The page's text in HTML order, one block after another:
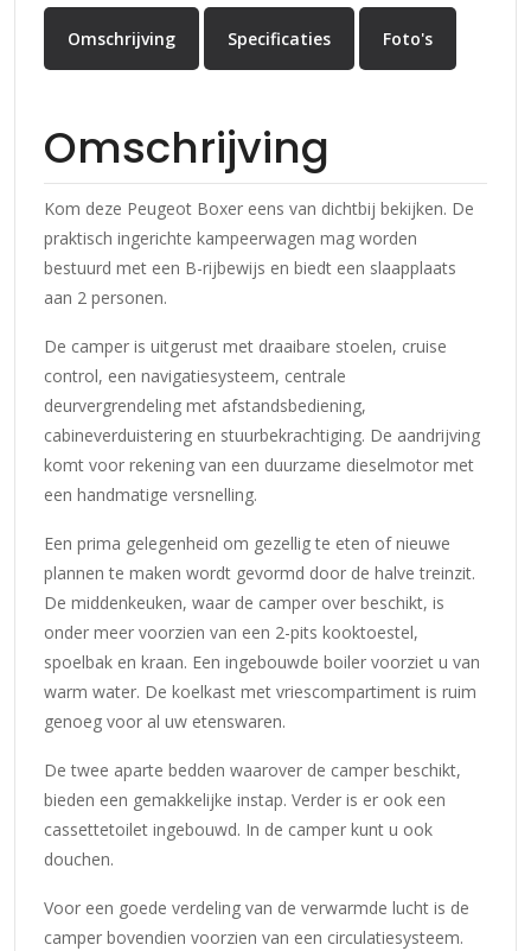
Omschrijving Specificaties Foto's
Omschrijving
Kom deze Peugeot Boxer eens van dichtbij bekijken. De
praktisch ingerichte kampeerwagen mag worden
bestuurd met een B-rijbewijs en biedt een slaapplaats
aan 2 personen.
De camper is uitgerust met draaibare stoelen, cruise
control, een navigatiesysteem, centrale
deurvergrendeling met afstandsbediening,
cabineverduistering en stuurbekrachtiging. De aandrijving
komt voor rekening van een duurzame dieselmotor met
een handmatige versnelling.
Een prima gelegenheid om gezellig te eten of nieuwe
plannen te maken wordt gevormd door de halve treinzit.
De middenkeuken, waar de camper over beschikt, is
onder meer voorzien van een 2-pits kooktoestel,
spoelbak en kraan. Een ingebouwde boiler voorziet u van
warm water. De koelkast met vriescompartiment is ruim
genoeg voor al uw etenswaren.
De twee aparte bedden waarover de camper beschikt,
bieden een gemakkelijke instap. Verder is er ook een
cassettetoilet ingebouwd. In de camper kunt u ook
douchen.
Voor een goede verdeling van de verwarmde lucht is de
camper bovendien voorzien van een circulatiesysteem.